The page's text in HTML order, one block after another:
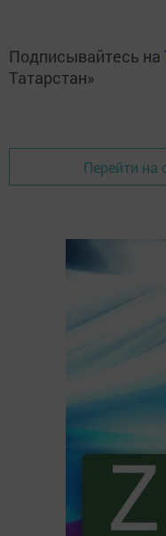
Подписывайтесь на
Татарстан»
Перейти на